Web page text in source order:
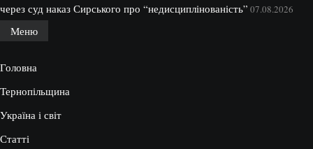
через суд наказ Сирського про “недисциплінованість” 07.08.2026
Меню
Головна
Тернопільщина
Україна і світ
Статті